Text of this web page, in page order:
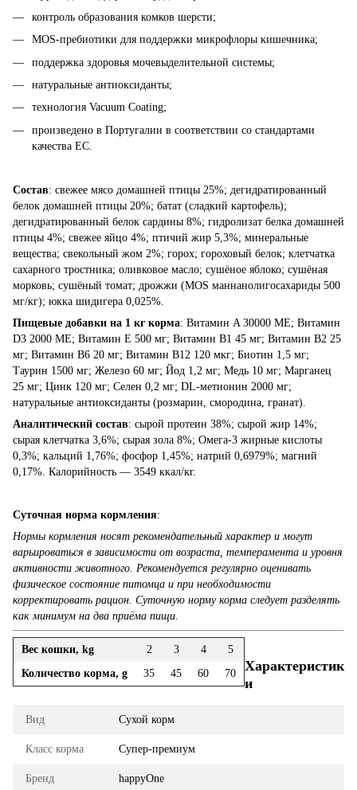
контроль образования комков шерсти;
MOS-пребиотики для поддержки микрофлоры кишечника;
поддержка здоровья мочевыделительной системы;
натуральные антиоксиданты;
технология Vacuum Coating;
произведено в Португалии в соответствии со стандартами
качества ЕС.
Состав: свежее мясо домашней птицы 25%; дегидратированный
белок домашней птицы 20%; батат (сладкий картофель);
дегидратированный белок сардины 8%; гидролизат белка домашней
птицы 4%; свежее яйцо 4%; птичий жир 5,3%; минеральные
вещества; свекольный жом 2%; горох; гороховый белок; клетчатка
сахарного тростника; оливковое масло; сушёное яблоко; сушёная
морковь; сушёный томат; дрожжи (MOS маннанолигосахариды 500
мг/кг); юкка шидигера 0,025%.
Пищевые добавки на 1 кг корма: Витамин A 30000 МЕ; Витамин
D3 2000 МЕ; Витамин E 500 мг; Витамин B1 45 мг; Витамин B2 25
мг; Витамин B6 20 мг; Витамин B12 120 мкг; Биотин 1,5 мг;
Таурин 1500 мг; Железо 60 мг; Йод 1,2 мг; Медь 10 мг; Марганец
25 мг; Цинк 120 мг; Селен 0,2 мг; DL-метионин 2000 мг;
натуральные антиоксиданты (розмарин, смородина, гранат).
Аналитический состав: сырой протеин 38%; сырой жир 14%;
сырая клетчатка 3,6%; сырая зола 8%; Омега-3 жирные кислоты
0,3%; кальций 1,76%; фосфор 1,45%; натрий 0,6979%; магний
0,17%. Калорийность — 3549 ккал/кг.
Суточная норма кормления:
Нормы кормления носят рекомендательный характер и могут
варьироваться в зависимости от возраста, темперамента и уровня
активности животного. Рекомендуется регулярно оценивать
физическое состояние питомца и при необходимости
корректировать рацион. Суточную норму корма следует разделять
как минимум на два приёма пищи.
Вес кошки, kg 2 3 4
5
Количество корма, g
35 45 60 70
Характеристик
и
Вид Сухой корм
Класс корма Супер-премиум
Бренд happyOne